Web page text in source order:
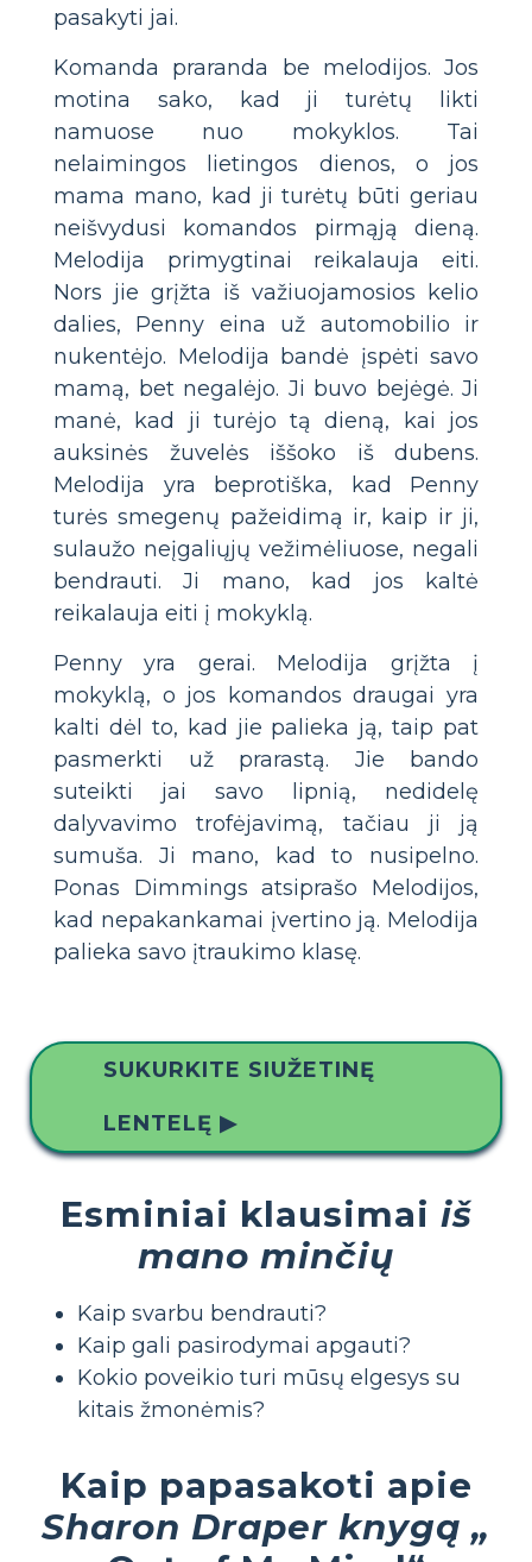
pasakyti jai.
Komanda praranda be melodijos. Jos
motina sako, kad ji turėtų likti
namuose nuo mokyklos. Tai
nelaimingos lietingos dienos, o jos
mama mano, kad ji turėtų būti geriau
neišvydusi komandos pirmąją dieną.
Melodija primygtinai reikalauja eiti.
Nors jie grįžta iš važiuojamosios kelio
dalies, Penny eina už automobilio ir
nukentėjo. Melodija bandė įspėti savo
mamą, bet negalėjo. Ji buvo bejėgė. Ji
manė, kad ji turėjo tą dieną, kai jos
auksinės žuvelės iššoko iš dubens.
Melodija yra beprotiška, kad Penny
turės smegenų pažeidimą ir, kaip ir ji,
sulaužo neįgaliųjų vežimėliuose, negali
bendrauti. Ji mano, kad jos kaltė
reikalauja eiti į mokyklą.
Penny yra gerai. Melodija grįžta į
mokyklą, o jos komandos draugai yra
kalti dėl to, kad jie palieka ją, taip pat
pasmerkti už prarastą. Jie bando
suteikti jai savo lipnią, nedidelę
dalyvavimo trofėjavimą, tačiau ji ją
sumuša. Ji mano, kad to nusipelno.
Ponas Dimmings atsiprašo Melodijos,
kad nepakankamai įvertino ją. Melodija
palieka savo įtraukimo klasę.
SUKURKITE SIUŽETINĘ
LENTELĘ ▶
Esminiai klausimai iš
mano minčių
Kaip svarbu bendrauti?
Kaip gali pasirodymai apgauti?
Kokio poveikio turi mūsų elgesys su
kitais žmonėmis?
Kaip papasakoti apie
Sharon Draper knygą „